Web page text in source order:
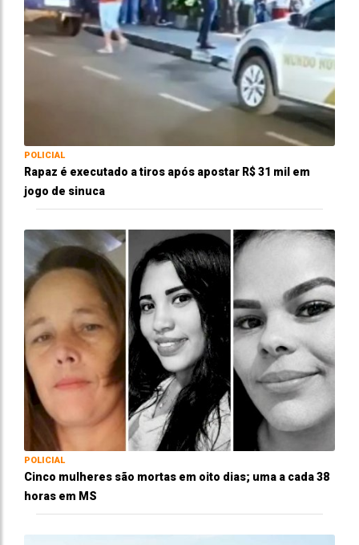
POLICIAL
Rapaz é executado a tiros após apostar R$ 31 mil em
jogo de sinuca
POLICIAL
Cinco mulheres são mortas em oito dias; uma a cada 38
horas em MS